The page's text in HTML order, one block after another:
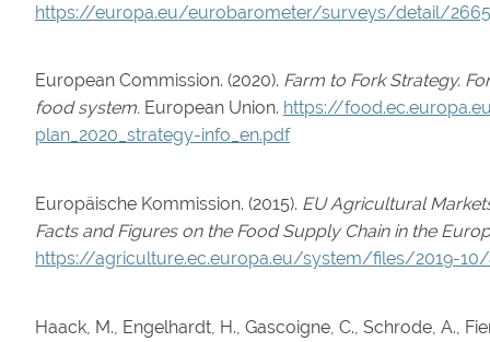
https://europa.eu/eurobarometer/surveys/detail/2665
European Commission. (2020). Farm to Fork Strategy.
food system. European Union. https://
plan_2020_strategy-info_en.pdf
Europäische Kommission. (2015). EU Agricultural
Facts and Figures on the Food Supply Chain in the
https://agriculture.ec.europa.eu/system/files/2019-
Haack, M., Engelhardt, H., Gascoigne, C., Schrode, A.,